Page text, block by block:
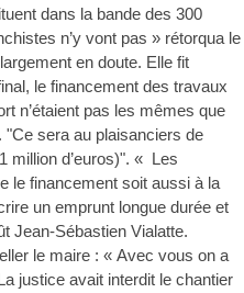
dans la bande des 300
n’y vont pas » rétorqua le
en doute. Elle fit
le financement des travaux
n’étaient pas les mêmes que
"Ce sera au plaisanciers de
million d’euros)". « Les
le financement soit aussi à la
un emprunt longue durée et
Jean-Sébastien Vialatte.
le maire : « Avec vous on a
justice avait interdit le chantier